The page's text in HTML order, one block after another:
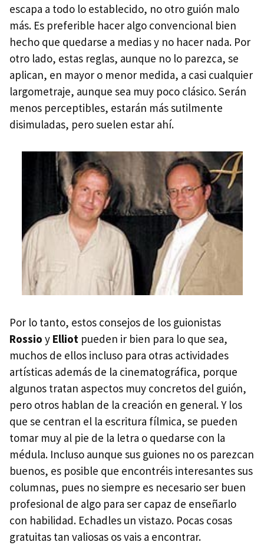
escapa a todo lo establecido, no otro guión malo
más. Es preferible hacer algo convencional bien
hecho que quedarse a medias y no hacer nada. Por
otro lado, estas reglas, aunque no lo parezca, se
aplican, en mayor o menor medida, a casi cualquier
largometraje, aunque sea muy poco clásico. Serán
menos perceptibles, estarán más sutilmente
disimuladas, pero suelen estar ahí.
Por lo tanto, estos consejos de los guionistas
Rossio y Elliot pueden ir bien para lo que sea,
muchos de ellos incluso para otras actividades
artísticas además de la cinematográfica, porque
algunos tratan aspectos muy concretos del guión,
pero otros hablan de la creación en general. Y los
que se centran el la escritura fílmica, se pueden
tomar muy al pie de la letra o quedarse con la
médula. Incluso aunque sus guiones no os parezcan
buenos, es posible que encontréis interesantes sus
columnas, pues no siempre es necesario ser buen
profesional de algo para ser capaz de enseñarlo
con habilidad. Echadles un vistazo. Pocas cosas
gratuitas tan valiosas os vais a encontrar.